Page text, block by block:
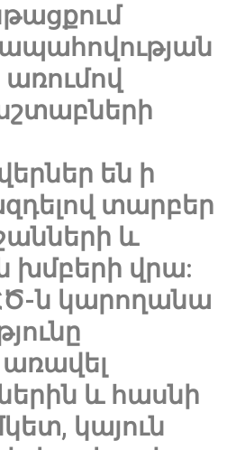
առումով
են ի
տարբեր
և
խմբերի վրա:
ն կարողանա
և հասնի
կայուն